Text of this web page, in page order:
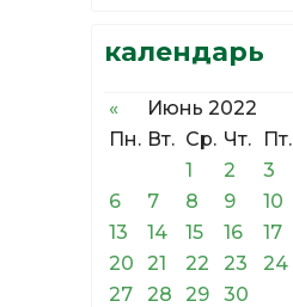
календарь
« Июнь 2022
Пн. Вт. Ср. Чт. Пт.
1
2 3
6
7 8 9 10
13
14 15 16 17
20
21 22 23 24
27
28 29 30